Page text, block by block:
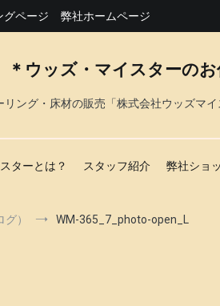
グページ 弊社ホームページ
＊ウッズ・マイスターの
リング・床材の販売「株式会社ウッズマイ
ターとは？ スタッフ紹介 弊社ショ
） WM-365_7_photo-open_L